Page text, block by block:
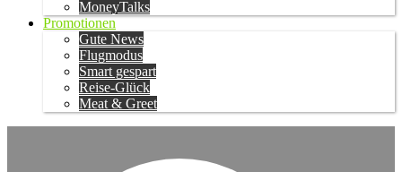
MoneyTalks
Promotionen
Gute News
Flugmodus
Smart gespart
Reise-Glück
Meat & Greet